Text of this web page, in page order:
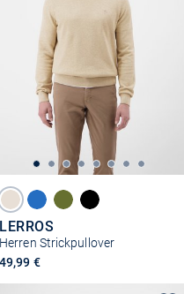
LERROS
Herren Strickpullover
49,99 €